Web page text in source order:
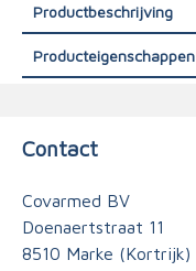
Productbeschrijving
Producteigenschappen
Contact
Covarmed BV
Doenaertstraat 11
8510 Marke (Kortrijk)